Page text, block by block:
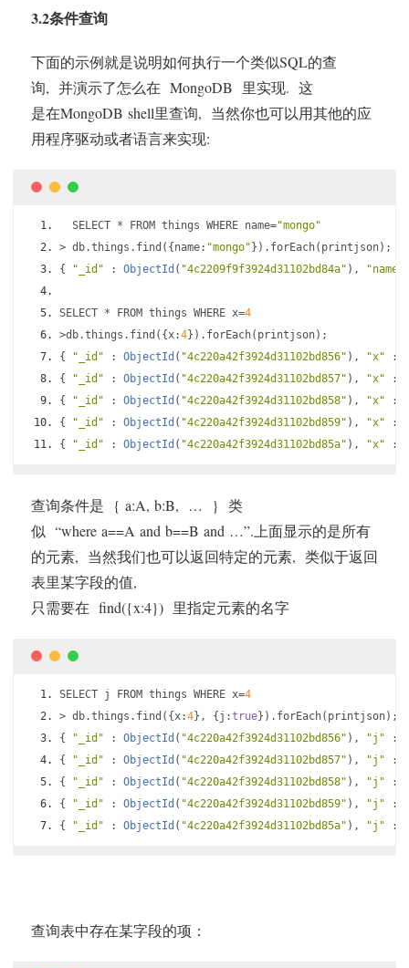
3.2条件查询
下面的示例就是说明如何执行一个类似SQL的查
询, 并演示了怎么在 MongoDB 里实现. 这
是在MongoDB shell里查询, 当然你也可以用其他的应
用程序驱动或者语言来实现:
  SELECT
* FROM things WHERE name="mongo"
> db.things . find ({ name: "mongo" }). forEach( printjson);
{
"_id" : ObjectId ( "4c2209f9f3924d31102bd84a" ), "name"
SELECT * FROM things WHERE x=4
>db.things . find ({x:4}). forEach( printjson);
{
"_id" : ObjectId ( "4c220a42f3924d31102bd856" ), "x" :
{
"_id" : ObjectId ( "4c220a42f3924d31102bd857" ), "x" :
{
"_id" : ObjectId ( "4c220a42f3924d31102bd858" ), "x" :
{
"_id" : ObjectId ( "4c220a42f3924d31102bd859" ), "x" :
{
"_id" : ObjectId ( "4c220a42f3924d31102bd85a" ), "x" :
查询条件是 { a:A, b:B, … } 类
似 “where a==A and b==B and …”.上面显示的是所有
的元素, 当然我们也可以返回特定的元素, 类似于返回
表里某字段的值,
只需要在 find({x:4}) 里指定元素的名字
SELECT j FROM things WHERE x=4
> db.things . find ({x:4}, { j :true}). forEach( printjson);
{
"_id" : ObjectId ( "4c220a42f3924d31102bd856" ), "j" :
{
"_id" : ObjectId ( "4c220a42f3924d31102bd857" ), "j" :
{
"_id" : ObjectId ( "4c220a42f3924d31102bd858" ), "j" :
{
"_id" : ObjectId ( "4c220a42f3924d31102bd859" ), "j" :
{
"_id" : ObjectId ( "4c220a42f3924d31102bd85a" ), "j" :
查询表中存在某字段的项：